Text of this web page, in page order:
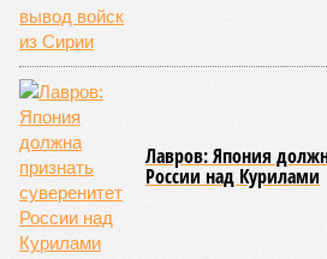
(фото: en.wikipedia.org)
Да, наша любимая маленькая
единственной, где в пределах
полноценная жизнь, но Земля также
эту жизнь уничтожить. Так уж
процессы на планете включают в
геологические, метеорологические
которые для человека довольно